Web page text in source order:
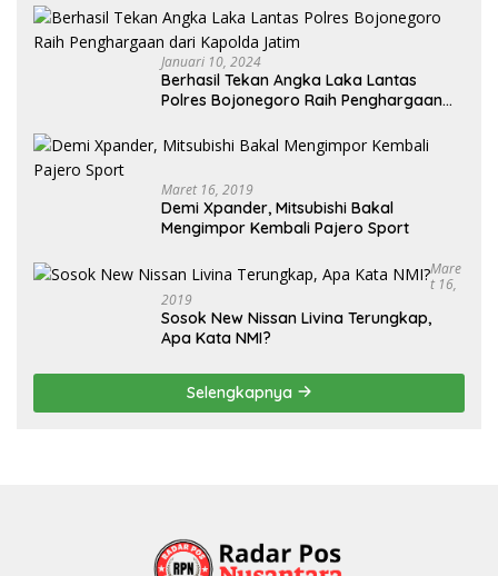
Januari 10, 2024
Berhasil Tekan Angka Laka Lantas
Polres Bojonegoro Raih Penghargaan
Maret 16, 2019
Demi Xpander, Mitsubishi Bakal
Mengimpor Kembali Pajero Sport
Mare
T 16,
2019
Sosok New Nissan Livina Terungkap,
Apa Kata NMI?
Selengkapnya